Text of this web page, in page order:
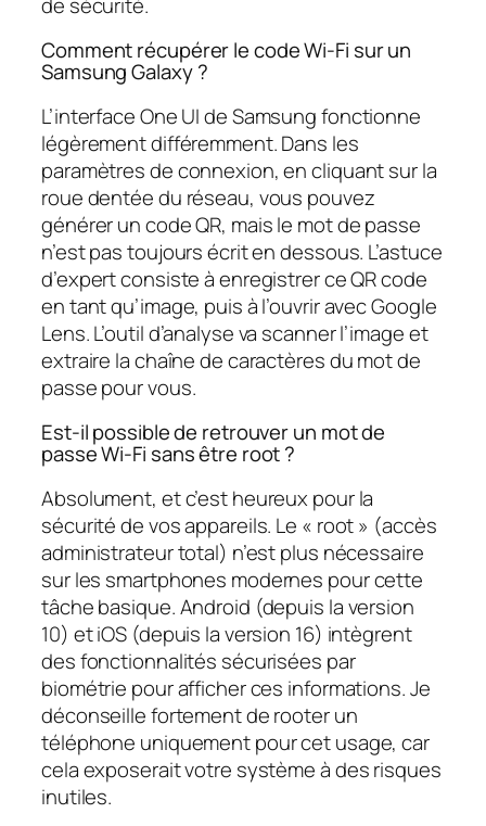
Comment récupérer le code Wi-Fi sur un
Samsung Galaxy ?
L’interface One UI de Samsung fonctionne
légèrement différemment. Dans les
paramètres de connexion, en cliquant sur la
roue dentée du réseau, vous pouvez
générer un code QR, mais le mot de passe
n’est pas toujours écrit en dessous. L’astuce
d’expert consiste à enregistrer ce QR code
en tant qu’image, puis à l’ouvrir avec Google
Lens. L’outil d’analyse va scanner l’image et
extraire la chaîne de caractères du mot de
passe pour vous.
Est-il possible de retrouver un mot de
passe Wi-Fi sans être root ?
Absolument, et c’est heureux pour la
sécurité de vos appareils. Le « root » (accès
administrateur total) n’est plus nécessaire
sur les smartphones modernes pour cette
tâche basique. Android (depuis la version
10) et iOS (depuis la version 16) intègrent
des fonctionnalités sécurisées par
biométrie pour afficher ces informations. Je
déconseille fortement de rooter un
téléphone uniquement pour cet usage, car
cela exposerait votre système à des risques
inutiles.